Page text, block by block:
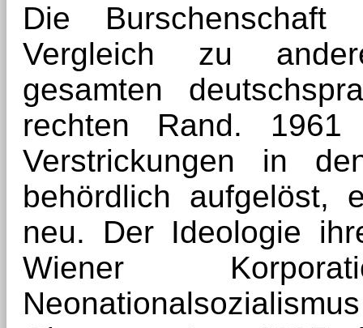
Die
Vergleich zu
gesamten
rechten Rand.
Verstrickungen in
behördlich aufgelöst,
neu. Der Ideologie
Wiener